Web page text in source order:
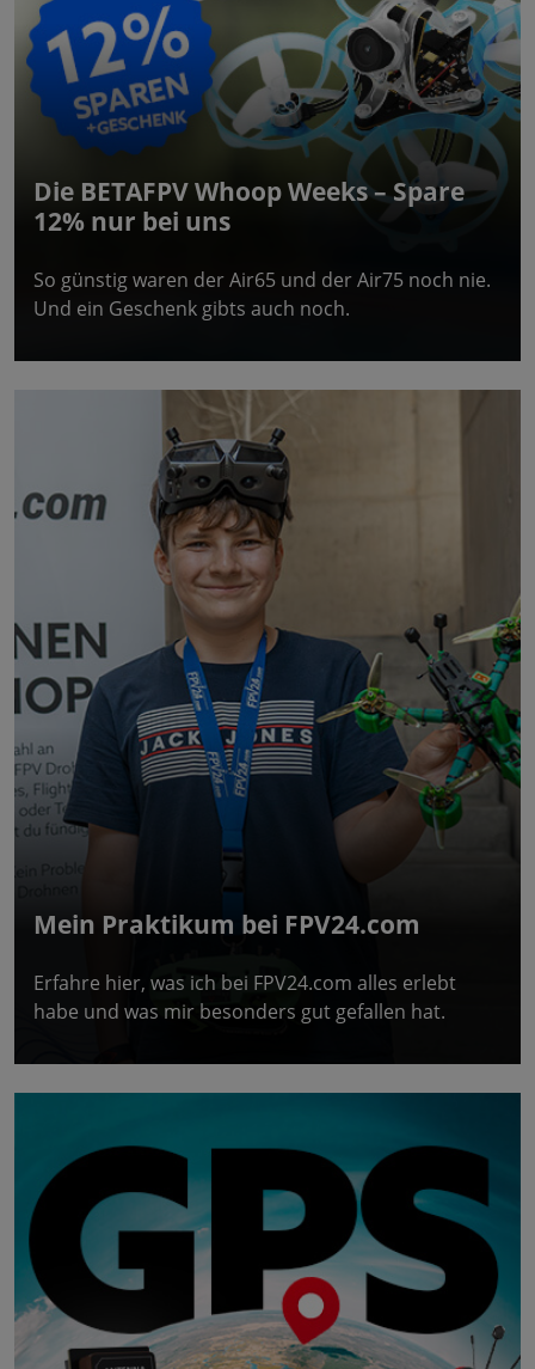
Die BETAFPV Whoop Weeks – Spare
12% nur bei uns
So günstig waren der Air65 und der Air75 noch nie.
Und ein Geschenk gibts auch noch.
Mein Praktikum bei FPV24.com
Erfahre hier, was ich bei FPV24.com alles erlebt
habe und was mir besonders gut gefallen hat.